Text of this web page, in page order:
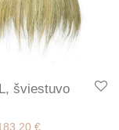
šviestuvo
price was:
€Current price